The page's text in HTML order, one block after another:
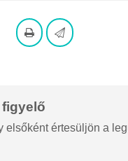
figyelő
elsőként értesüljön a